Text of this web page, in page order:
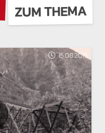
ZUM THEMA
15.08.2015